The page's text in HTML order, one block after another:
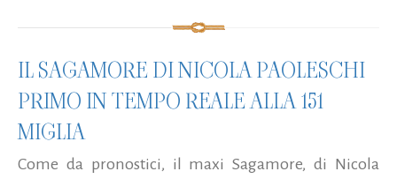
IL SAGAMORE DI NICOLA PAOLESCHI
PRIMO IN TEMPO REALE ALLA 151
MIGLIA
Come da pronostici, il maxi Sagamore, di Nicola